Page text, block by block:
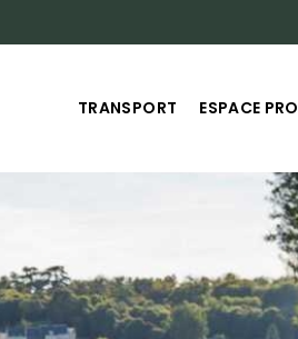
TRANSPORT ESPACE PRO